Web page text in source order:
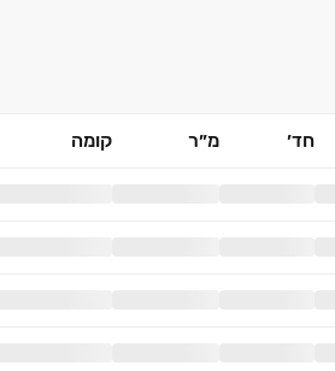
חד׳ מ״ר קומה